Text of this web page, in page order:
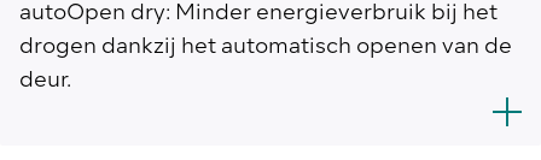
autoOpen dry: Minder energieverbruik bij het
drogen dankzij het automatisch openen van de
deur.